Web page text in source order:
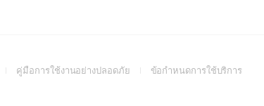
(Openคู่มือการใช้งานอย่างปลอดภัย(Openข้อกำหนดการใช้บริการ(Open